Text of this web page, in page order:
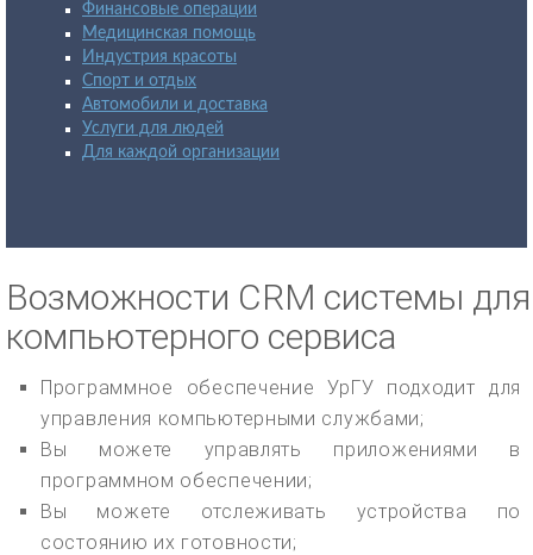
Финансовые операции
Медицинская помощь
Индустрия красоты
Спорт и отдых
Автомобили и доставка
Услуги для людей
Для каждой организации
Возможности CRM системы для
компьютерного сервиса
Программное обеспечение УрГУ подходит для
управления компьютерными службами;
Вы можете управлять приложениями в
программном обеспечении;
Вы можете отслеживать устройства по
состоянию их готовности;